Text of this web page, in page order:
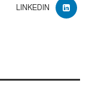
LINKEDIN